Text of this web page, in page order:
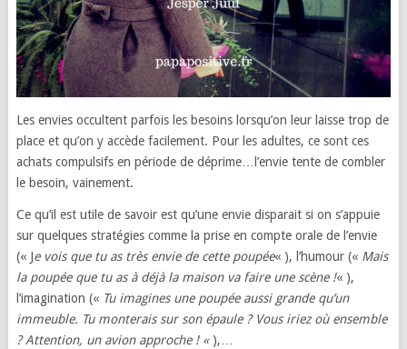
Les envies occultent parfois les besoins lorsqu’on leur laisse trop de
place et qu’on y accède facilement. Pour les adultes, ce sont ces
achats compulsifs en période de déprime…l’envie tente de combler
le besoin, vainement.
Ce qu’il est utile de savoir est qu’une envie disparait si on s’appuie
sur quelques stratégies comme la prise en compte orale de l’envie
(« Je vois que tu as très envie de cette poupée« ), l’humour (« Mais
la poupée que tu as à déjà la maison va faire une scène !« ),
l’imagination (« Tu imagines une poupée aussi grande qu’un
immeuble. Tu monterais sur son épaule ? Vous iriez où ensemble
? Attention, un avion approche ! « ),…